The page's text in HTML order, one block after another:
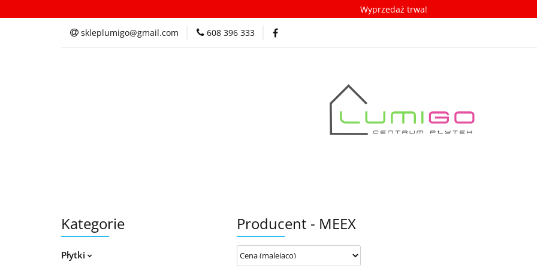
Wyprzedaż trwa!
skleplumigo@gmail.com 608 396 333
Kategorie Inspiracje Porady/ABC płytek Nowości
Kategorie
Płytki
Producent - MEEX